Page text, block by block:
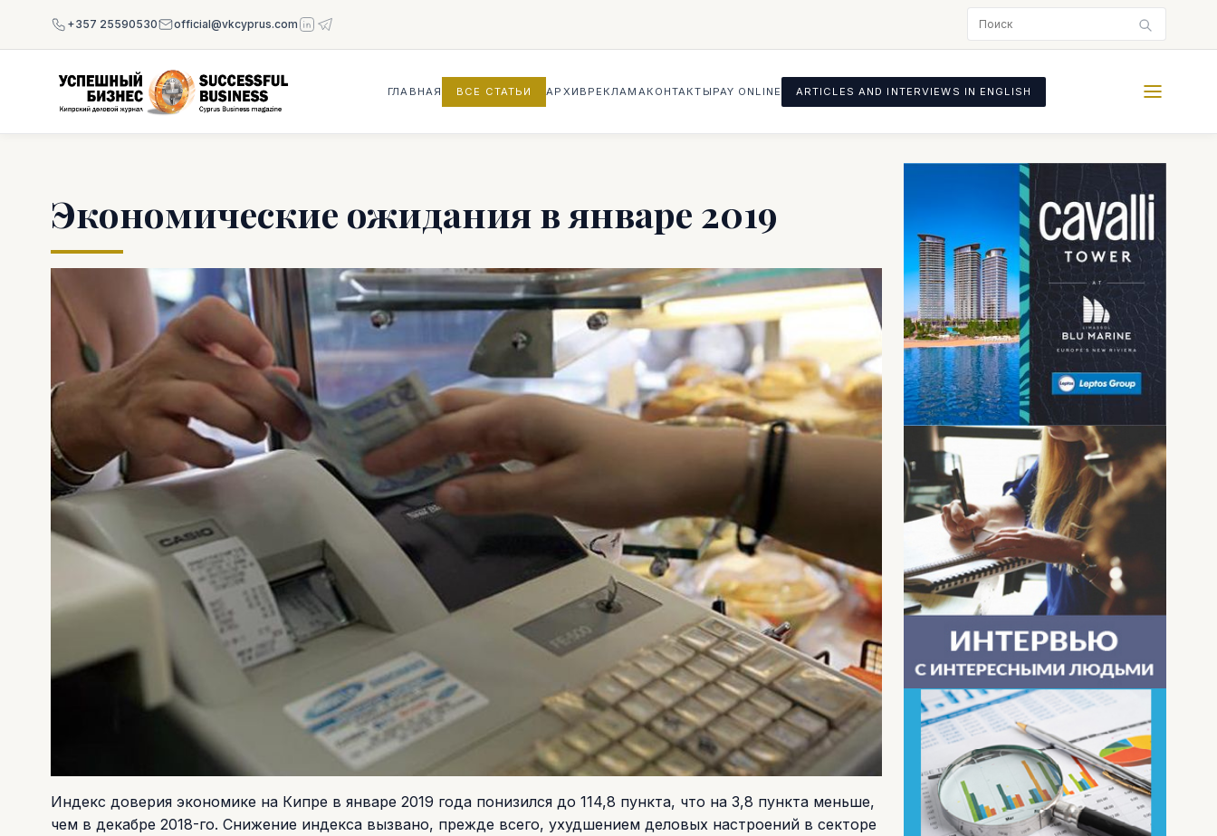
+357 25590530 official@vkcyprus.com
ГЛАВНАЯ ВСЕ СТАТЬИ АРХИВ РЕКЛАМА КОНТАКТЫ PAY ONLINE ARTICLES AND INTERVIEWS IN ENGLISH
Экономические ожидания в январе 2019
Индекс доверия экономике на Кипре в январе 2019 года понизился до 114,8 пункта, что на 3,8 пункта меньше,
чем в декабре 2018-го. Снижение индекса вызвано, прежде всего, ухудшением деловых настроений в секторе